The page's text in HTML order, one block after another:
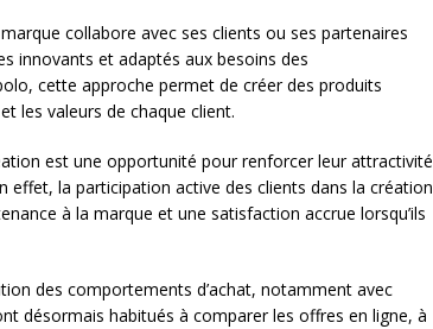
collabore avec ses clients ou ses partenaires
innovants et adaptés aux besoins des
cette approche permet de créer des produits
les valeurs de chaque client.
est une opportunité pour renforcer leur attractivité
la participation active des clients dans la création
à la marque et une satisfaction accrue lorsqu’ils
des comportements d’achat, notamment avec
désormais habitués à comparer les offres en ligne, à